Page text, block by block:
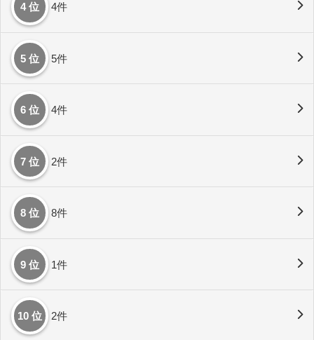
4 位 4件
5 位 5件
6 位 4件
7 位 2件
8 位 8件
9 位 1件
10 位 2件